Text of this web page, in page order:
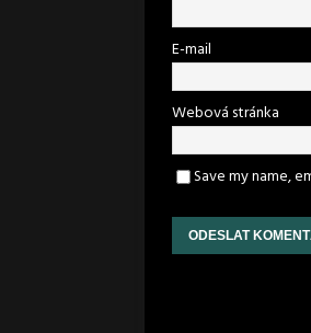
E-mail
Webová stránka
Save my name,